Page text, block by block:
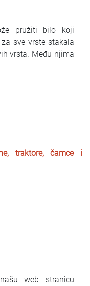
pružiti bilo koji
sve vrste stakala
vrsta. Među njima
traktore, čamce i
web stranicu